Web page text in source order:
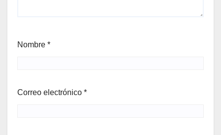
Nombre *
Correo electrónico *